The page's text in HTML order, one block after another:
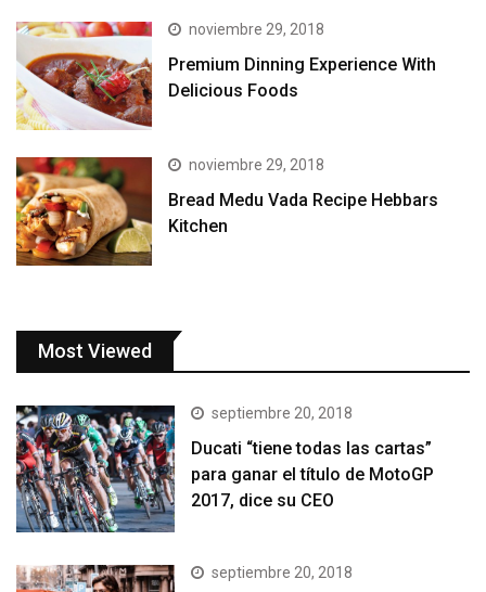
noviembre 29, 2018
Premium Dinning Experience With
Delicious Foods
noviembre 29, 2018
Bread Medu Vada Recipe Hebbars
Kitchen
Most Viewed
septiembre 20, 2018
Ducati “tiene todas las cartas”
para ganar el título de MotoGP
2017, dice su CEO
septiembre 20, 2018